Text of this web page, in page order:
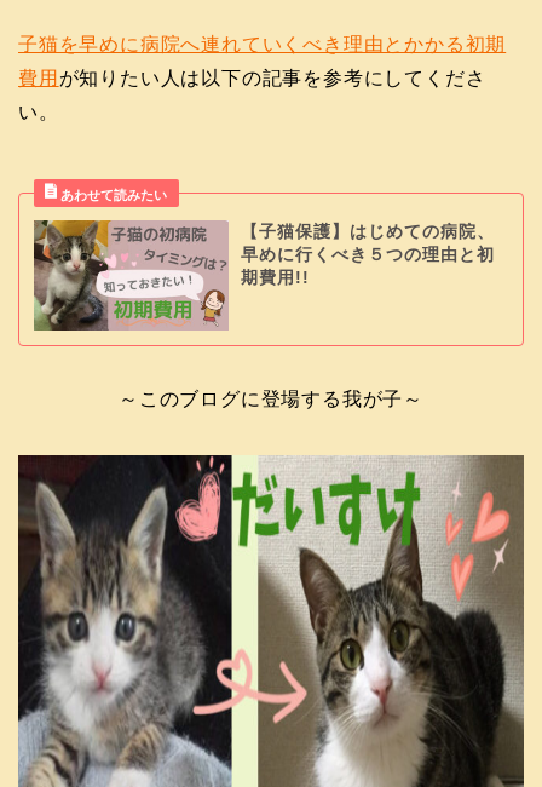
子猫を早めに病院へ連れていくべき理由とかかる初期
費用 が知りたい人は以下の記事を参考にしてくださ
い。
【子猫保護】はじめての病院、
早めに行くべき５つの理由と初
期費用!!
～このブログに登場する我が子～